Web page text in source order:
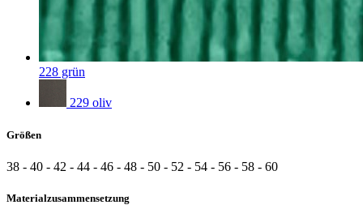
228 grün
229 oliv
Größen
38 - 40 - 42 - 44 - 46 - 48 - 50 - 52 - 54 - 56 - 58 - 60
Materialzusammensetzung